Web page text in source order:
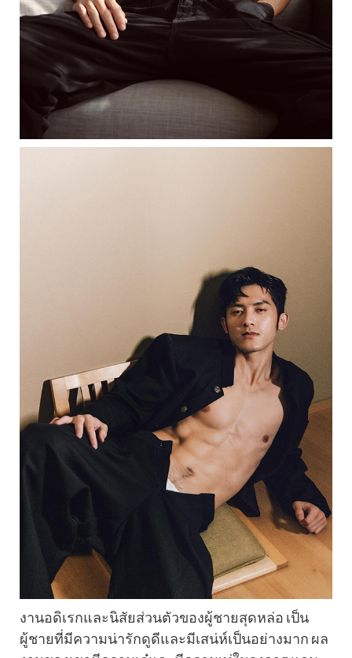
งานอดิเรกและนิสัยส่วนตัวของผู้ชายสุดหล่อ เป็น
ผู้ชายที่มีความน่ารักดูดีและมีเสน่ห์เป็นอย่างมาก ผล